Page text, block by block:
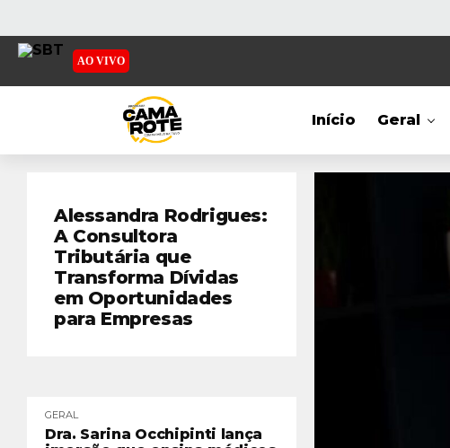
AO VIVO
Início Geral
Alessandra Rodrigues:
A Consultora
Tributária que
Transforma Dívidas
em Oportunidades
para Empresas
GERAL
Dra. Sarina Occhipinti lança